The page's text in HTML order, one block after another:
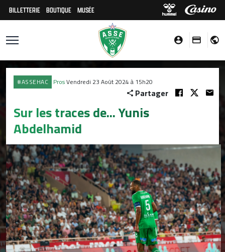
BILLETTERIE BOUTIQUE MUSÉE
#ASSEHAC ProsVendredi 23 Août 2024 à 15h20
Partager
Sur les traces de... Yunis
Abdelhamid